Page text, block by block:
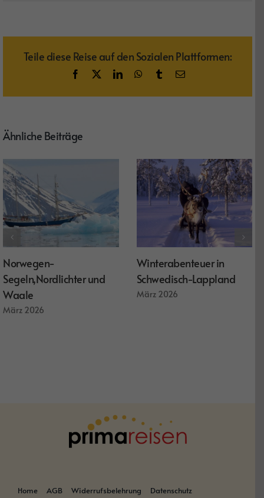
Teile diese Reise auf den Sozialen Plattformen:
Facebook
X LinkedInWhatsApp
TumblrE-
Ähnliche Beiträge
Norwegen-
Segeln,Nordlichter und
Waale
März 2026
Winterabenteuer in
Schwedisch-Lappland
März 2026
Home AGB Widerrufsbelehrung Datenschutz